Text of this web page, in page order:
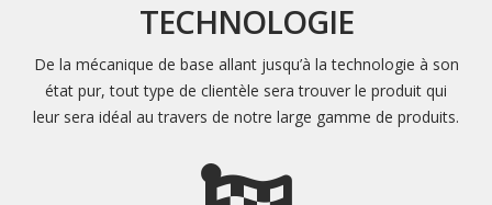
TECHNOLOGIE
De la mécanique de base allant jusqu’à la technologie à son
état pur, tout type de clientèle sera trouver le produit qui
leur sera idéal au travers de notre large gamme de produits.